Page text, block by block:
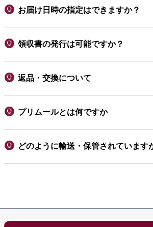
お届け日時の指定はできますか？
領収書の発行は可能ですか？
返品・交換について
プリムールとは何ですか
どのように輸送・保管されています